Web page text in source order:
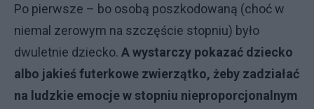
Po pierwsze – bo osobą poszkodowaną (choć w
niemal zerowym na szczęście stopniu) było
dwuletnie dziecko. A wystarczy pokazać dziecko
albo jakieś futerkowe zwierzątko, żeby zadziałać
na ludzkie emocje w stopniu nieproporcjonalnym